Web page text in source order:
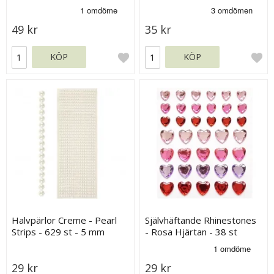
49 kr
KÖP
35 kr
KÖP
Halvpärlor Creme - Pearl
Strips - 629 st - 5 mm
29 kr
Självhäftande Rhinestones
- Rosa Hjärtan - 38 st
29 kr